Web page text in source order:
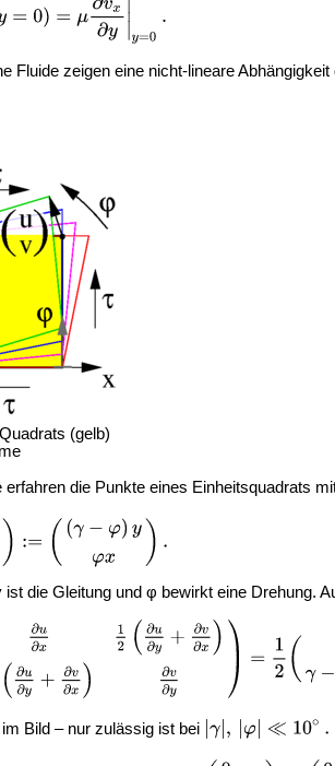
Fluide zeigen eine nicht-lineare
(gelb)
erfahren die Punkte eines Einheitsquadrats
ist die Gleitung und φ bewirkt eine Drehung.
Bild – nur zulässig ist bei